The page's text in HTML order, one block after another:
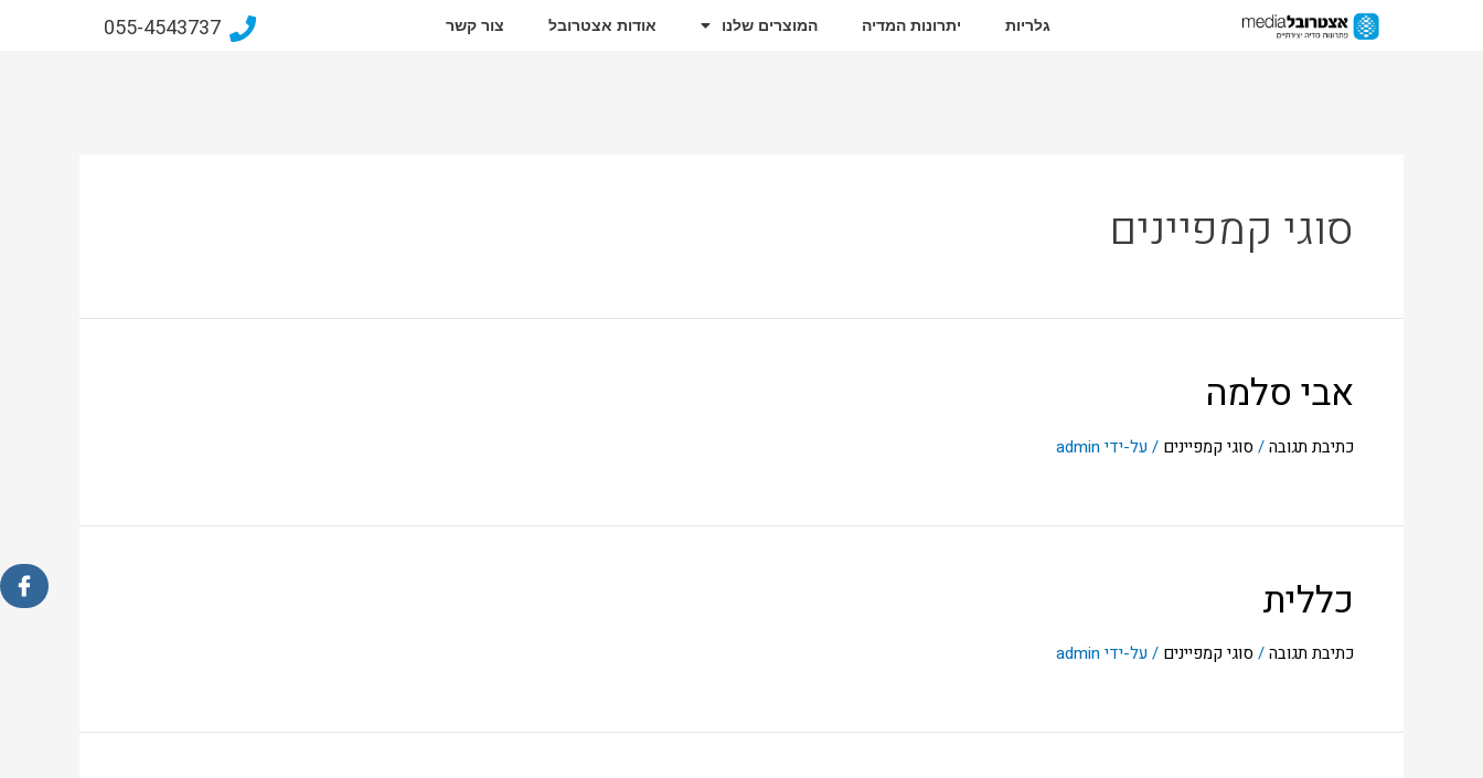
גלריות יתרונות המדיה המוצרים שלנו אודות אצטרובל צור קשר 055-4543737
סוגי קמפיינים
אבי סלמה
כתיבת תגובה/ סוגי קמפיינים / על-ידיadmin
כללית
כתיבת תגובה/ סוגי קמפיינים / על-ידיadmin